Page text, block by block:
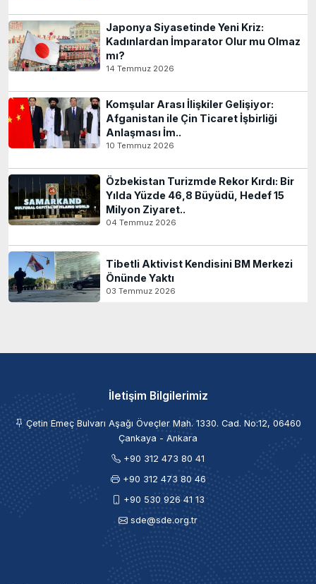
Japonya Siyasetinde Yeni Kriz:
Kadınlardan İmparator Olur mu Olmaz
mı?
14 Temmuz 2026
Komşular Arası İlişkiler Gelişiyor:
Afganistan ile Çin Ticaret İşbirliği
Anlaşması İm..
10 Temmuz 2026
Özbekistan Turizmde Rekor Kırdı: Bir
Yılda Yüzde 46,8 Büyüdü, Hedef 15
Milyon Ziyaret..
04 Temmuz 2026
Tibetli Aktivist Kendisini BM Merkezi
Önünde Yaktı
03 Temmuz 2026
İletişim Bilgilerimiz
Çetin Emeç Bulvarı Aşağı Öveçler Mah. 1330. Cad. No:12, 06460
Çankaya - Ankara
+90 312 473 80 41
+90 312 473 80 46
+90 530 926 41 13
sde@sde.org.tr